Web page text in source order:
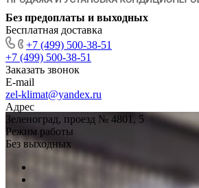
Без предоплаты и выходных
Бесплатная доставка
+7 (499) 500-38-51
+7 (499) 500-38-51
Заказать звонок
E-mail
zel-klimat@yandex.ru
Адрес
Зеленоград, проезд № 4801, 5
Режим работы
Без выходных